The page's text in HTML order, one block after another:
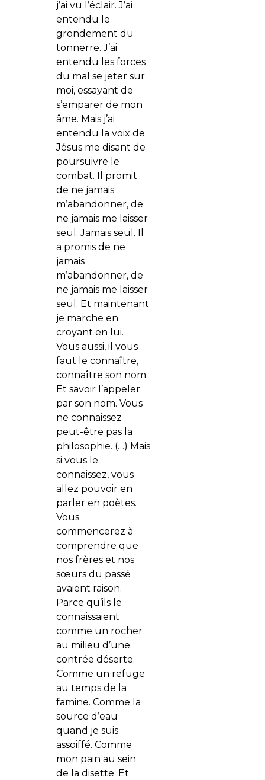
j’ai vu l’éclair. J’ai
entendu le
grondement du
tonnerre. J’ai
entendu les forces
du mal se jeter sur
moi, essayant de
s’emparer de mon
âme. Mais j’ai
entendu la voix de
Jésus me disant de
poursuivre le
combat. Il promit
de ne jamais
m’abandonner, de
ne jamais me laisser
seul. Jamais seul. Il
a promis de ne
jamais
m’abandonner, de
ne jamais me laisser
seul. Et maintenant
je marche en
croyant en lui.
Vous aussi, il vous
faut le connaître,
connaître son nom.
Et savoir l’appeler
par son nom. Vous
ne connaissez
peut-être pas la
philosophie. (…) Mais
si vous le
connaissez, vous
allez pouvoir en
parler en poètes.
Vous
commencerez à
comprendre que
nos frères et nos
sœurs du passé
avaient raison.
Parce qu’ils le
connaissaient
comme un rocher
au milieu d’une
contrée déserte.
Comme un refuge
au temps de la
famine. Comme la
source d’eau
quand je suis
assoiffé. Comme
mon pain au sein
de la disette. Et